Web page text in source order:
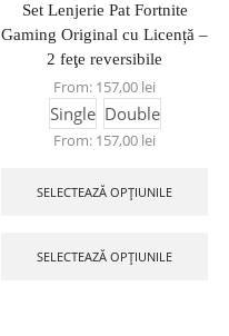
Set Lenjerie Pat Fortnite
Gaming Original cu Licență –
2 feţe reversibile
From: 157,00 lei
Single Double
From: 157,00 lei
SELECTEAZĂ OPȚIUNILE
SELECTEAZĂ OPȚIUNILE